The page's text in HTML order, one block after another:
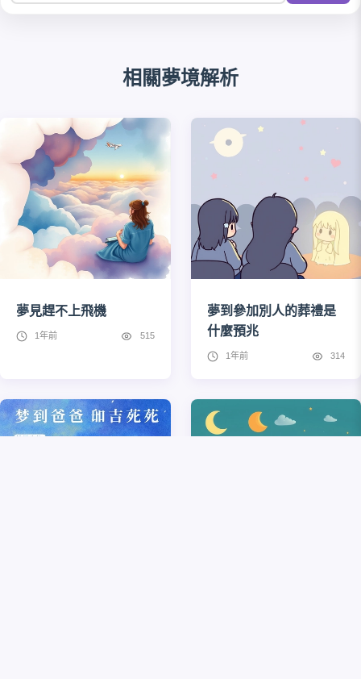
相關夢境解析
夢見趕不上飛機
1年前 515
夢到參加別人的葬禮是
什麼預兆
1年前 314